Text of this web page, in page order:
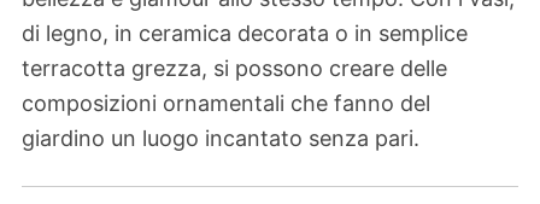
di legno, in ceramica decorata o in semplice
terracotta grezza, si possono creare delle
composizioni ornamentali che fanno del
giardino un luogo incantato senza pari.